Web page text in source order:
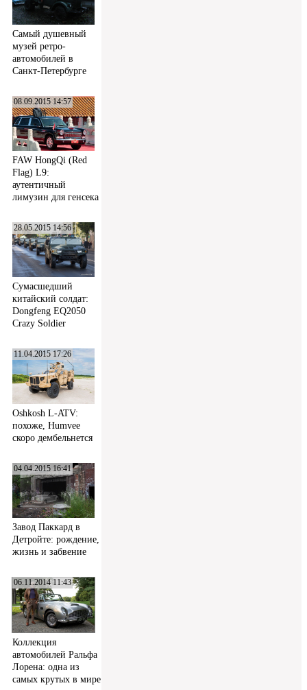
Самый душевный
музей ретро-
автомобилей в
Санкт-Петербурге
08.09.2015 14:57
FAW HongQi (Red
Flag) L9:
аутентичный
лимузин для генсека
28.05.2015 14:56
Сумасшедший
китайский солдат:
Dongfeng EQ2050
Crazy Soldier
11.04.2015 17:26
Oshkosh L-ATV:
похоже, Humvee
скоро дембельнется
04.04.2015 16:41
Завод Паккард в
Детройте: рождение,
жизнь и забвение
06.11.2014 11:43
Коллекция
автомобилей Ральфа
Лорена: одна из
самых крутых в мире